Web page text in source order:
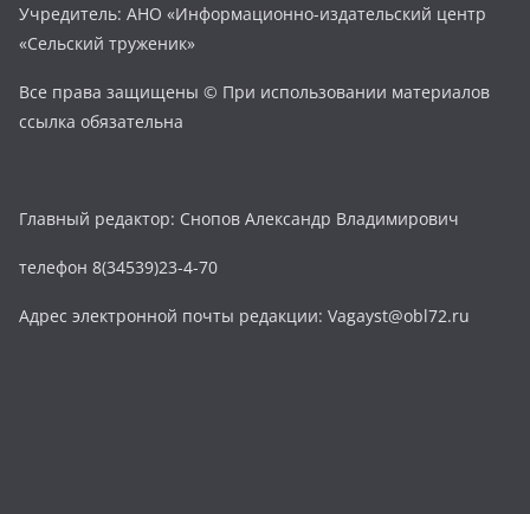
Учредитель: АНО «Информационно-издательский центр
«Сельский труженик»
Все права защищены © При использовании материалов
ссылка обязательна
Главный редактор: Снопов Александр Владимирович
телефон 8(34539)23-4-70
Адрес электронной почты редакции: Vagayst@obl72.ru